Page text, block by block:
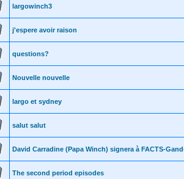
largowinch3
j'espere avoir raison
questions?
Nouvelle nouvelle
largo et sydney
salut salut
David Carradine (Papa Winch) signera à FACTS-
The second period episodes